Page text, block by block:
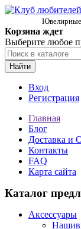
Ювелирные
Корзина ждет
Выберите любое
Найти
Вход
Регистрация
Главная
Блог
Доставка и
Контакты
FAQ
Карта сайта
Каталог
Аксессуары